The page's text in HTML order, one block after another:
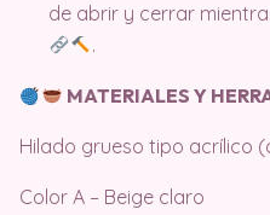
de abrir y cerrar
.
MATERIALES Y
Hilado grueso tipo acrílico
Color A – Beige claro